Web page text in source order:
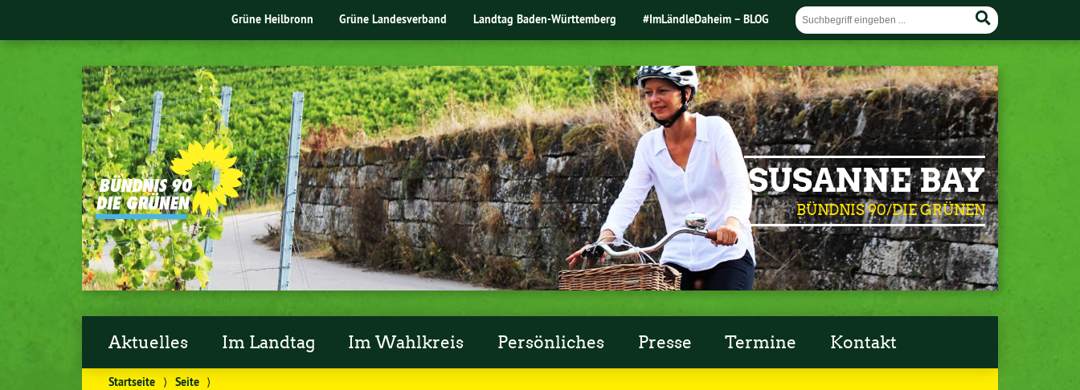
Grüne Heilbronn Grüne Landesverband Landtag Baden-Württemberg #ImLändleDaheim – BLOG
SUSANNE BAY
BÜNDNIS 90/DIE GRÜNEN
Aktuelles Im Landtag Im Wahlkreis Persönliches Presse Termine Kontakt
Startseite ⟩ Seite ⟩